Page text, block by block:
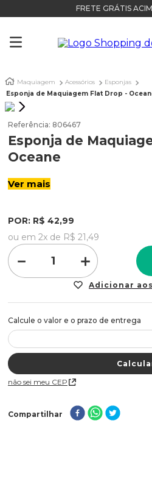
FRETE GRÁTIS
Maquiagem Acessórios
Esponjas
Esponja de Maquiagem Flat Drop -
Referência: 806467
Esponja de
Oceane
Ver mais
POR: R$ 42,99
ou em 2x de R$ 21,49
＋
－
Não sei meu CEP
Compartilhar